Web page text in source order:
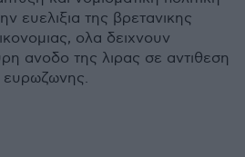
ευελιξια της βρετανικης
ολα δειχνουν
ανοδο της λιρας σε αντιθεση
ευρωζωνης.